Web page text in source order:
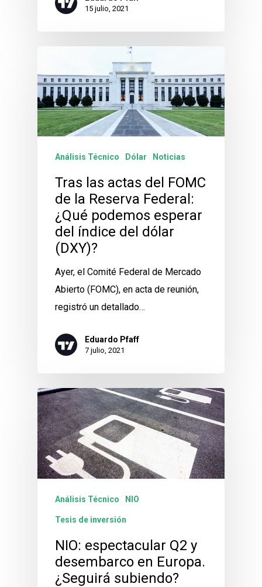
15 julio, 2021
Análisis Técnico Dólar Noticias
Tras las actas del FOMC
de la Reserva Federal:
¿Qué podemos esperar
del índice del dólar
(DXY)?
Ayer, el Comité Federal de Mercado
Abierto (FOMC), en acta de reunión,
registró un detallado…
Eduardo Pfaff
7 julio, 2021
Análisis Técnico NIO
Tesis de inversión
NIO: espectacular Q2 y
desembarco en Europa.
¿Seguirá subiendo?